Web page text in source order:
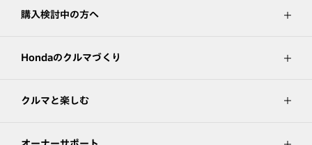
購入検討中の方へ
Hondaのクルマづくり
クルマと楽しむ